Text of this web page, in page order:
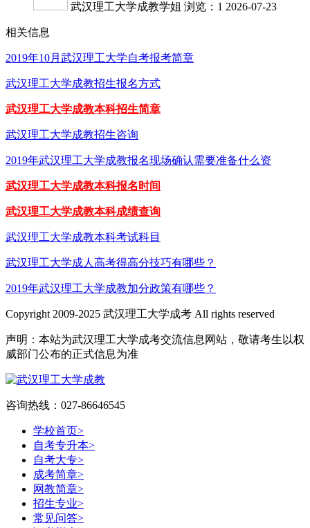
武汉理工大学成教学姐 浏览：1 2026-07-23
相关信息
2019年10月武汉理工大学自考报考简章
武汉理工大学成教招生报名方式
武汉理工大学成教本科招生简章
武汉理工大学成教招生咨询
2019年武汉理工大学成教报名现场确认需要准备什么资
武汉理工大学成教本科报名时间
武汉理工大学成教本科成绩查询
武汉理工大学成教本科考试科目
武汉理工大学成人高考得高分技巧有哪些？
2019年武汉理工大学成教加分政策有哪些？
Copyright 2009-2025 武汉理工大学成考 All rights reserved
声明：本站为武汉理工大学成考交流信息网站，敬请考生以权
威部门公布的正式信息为准
咨询热线：027-86646545
学校首页>
自考专升本>
自考大专>
成考简章>
网教简章>
招生专业>
常见问答>